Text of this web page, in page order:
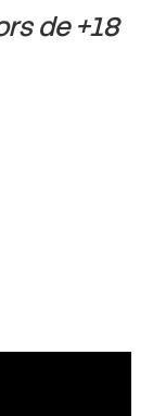
de +18